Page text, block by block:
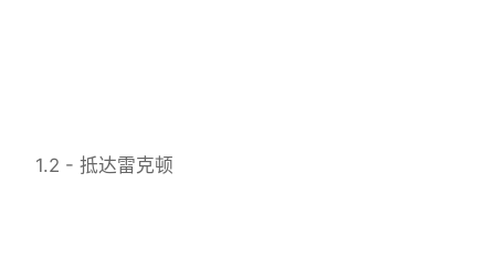
1.2 - 抵达雷克顿